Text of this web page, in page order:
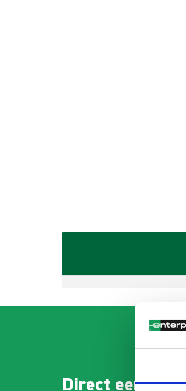
Direct een